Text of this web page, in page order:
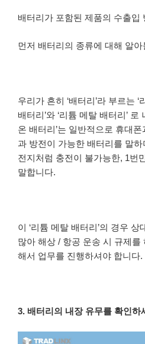
배터리가 포함된 제품의 수출입
먼저 배터리의 종류에 대해 알
우리가 흔히 ‘배터리’라 부르는 ‘
배터리’와 ‘리튬 메탈 배터리’
온 배터리’는 일반적으로 휴대
과 방전이 가능한 배터리를 말하
전지처럼 충전이 불가능한, 1번
말합니다.
이 ‘리튬 메탈 배터리’의 경우
많아 해상 / 항공 운송 시 규제를
해서 업무를 진행하셔야 합니다.
3. 배터리의 내장 유무를 확인하